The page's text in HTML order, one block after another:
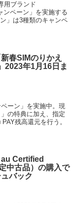
用ブランド
ンペーン」を実施する
」は3種類のキャンペ
春SIMのりかえ
2023年1月16日ま
ーン」を実施中。現
の特典に加え、指定
残高還元を行う。
Certified
中古品）の購入で
バック